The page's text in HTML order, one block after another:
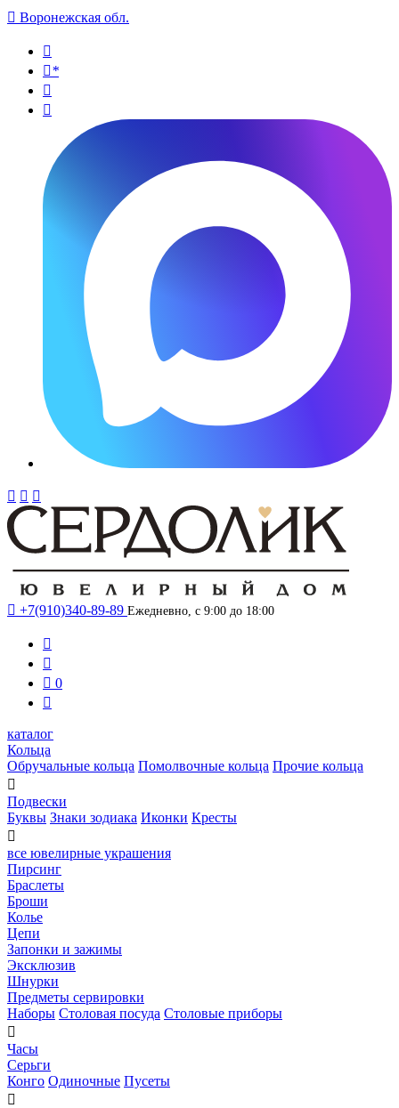
 Воронежская обл.

*


  
 +7(910)340-89-89 Ежедневно, с 9:00 до 18:00


 0

каталог
Кольца
Обручальные кольца Помолвочные кольца Прочие кольца

Подвески
Буквы Знаки зодиака Иконки Кресты

все ювелирные украшения
Пирсинг
Браслеты
Броши
Колье
Цепи
Запонки и зажимы
Эксклюзив
Шнурки
Предметы сервировки
Наборы Столовая посуда Столовые приборы

Часы
Серьги
Конго Одиночные Пусеты
